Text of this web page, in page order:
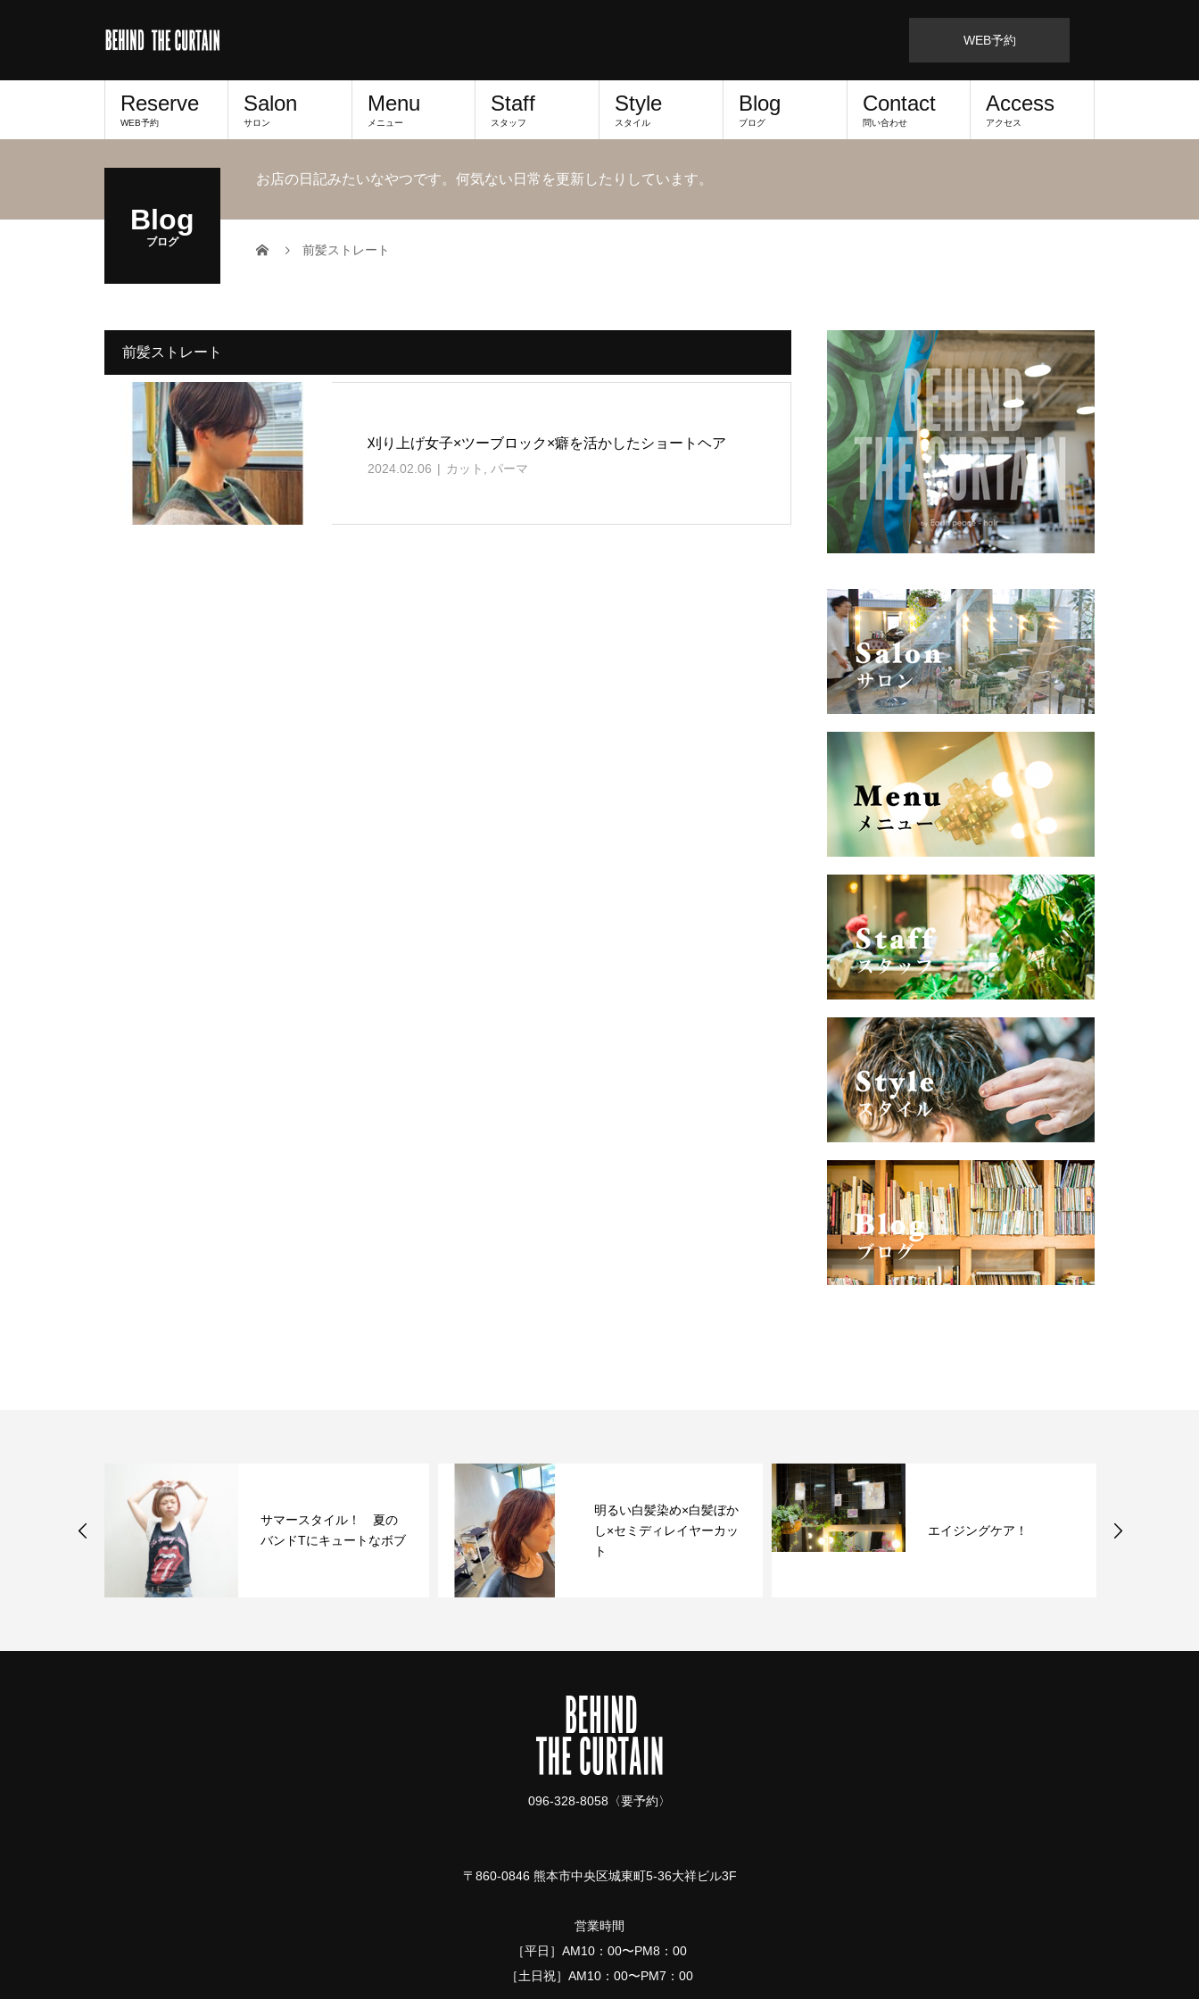
WEB予約
Reserve
WEB予約
Salon
サロン
Menu
メニュー
Staff
スタッフ
Style
スタイル
Blog
ブログ
Contact
問い合わせ
Access
アクセス
Blog
ブログ
お店の日記みたいなやつです。何気ない日常を更新したりしています。
前髪ストレート
前髪ストレート
刈り上げ女子×ツーブロック×癖を活かしたショートヘア
2024.02.06 カット パーマ
サマースタイル！ 夏の
バンドTにキュートなボブ
明るい白髪染め×白髪ぼか
し×セミディレイヤーカッ
ト
エイジングケア！
096-328-8058〈要予約〉
〒860-0846 熊本市中央区城東町5-36大祥ビル3F
営業時間
［平日］AM10：00〜PM8：00
［土日祝］AM10：00〜PM7：00